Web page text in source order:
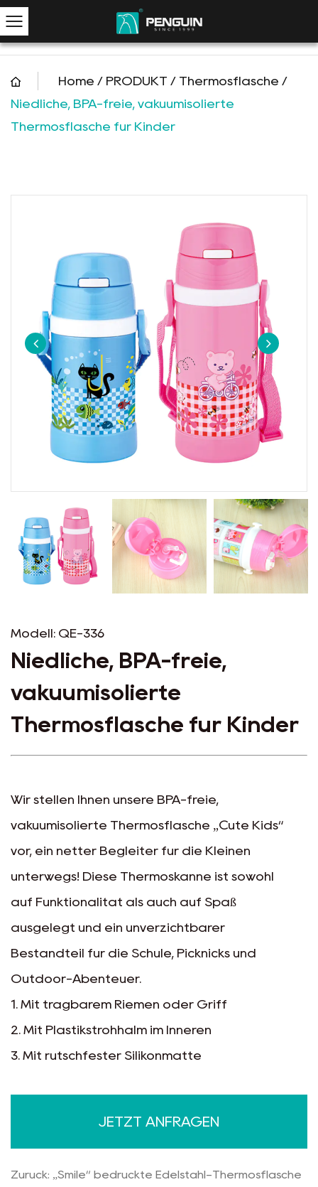
Home / PRODUKT / Thermosflasche /
Niedliche, BPA-freie, vakuumisolierte
Thermosflasche für Kinder
Modell: QE-336
Niedliche, BPA-freie,
vakuumisolierte
Thermosflasche für Kinder
Wir stellen Ihnen unsere BPA-freie,
vakuumisolierte Thermosflasche „Cute Kids“
vor, ein netter Begleiter für die Kleinen
unterwegs! Diese Thermoskanne ist sowohl
auf Funktionalität als auch auf Spaß
ausgelegt und ein unverzichtbarer
Bestandteil für die Schule, Picknicks und
Outdoor-Abenteuer.
1. Mit tragbarem Riemen oder Griff
2. Mit Plastikstrohhalm im Inneren
3. Mit rutschfester Silikonmatte
6. Verfügt über 304S/S für Innenwände und
JETZT ANFRAGEN
Zurück: „Smile“ bedruckte Edelstahl-Thermosflasche